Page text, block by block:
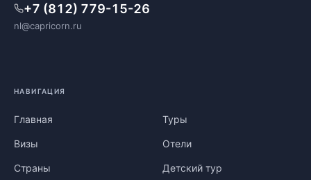
+7 (812) 779-15-26
nl@capricorn.ru
НАВИГАЦИЯ
Главная Туры
Визы Отели
Страны Детский тур